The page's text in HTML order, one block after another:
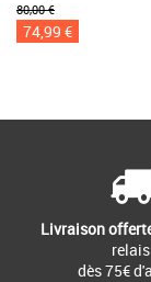
80,00 €
74,99 €
Livraison
relais
dès 75€